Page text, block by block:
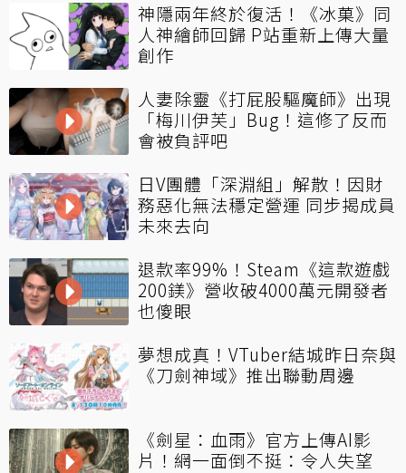
神隱兩年終於復活！《冰菓》同
人神繪師回歸 P站重新上傳大量
創作
人妻除靈《打屁股驅魔師》出現
「梅川伊芙」Bug！這修了反而
會被負評吧
日V團體「深淵組」解散！因財
務惡化無法穩定營運 同步揭成員
未來去向
退款率99%！Steam《這款遊戲
200鎂》營收破4000萬元開發者
也傻眼
夢想成真！VTuber結城昨日奈與
《刀劍神域》推出聯動周邊
《劍星：血雨》官方上傳AI影
片！網一面倒不挺：令人失望